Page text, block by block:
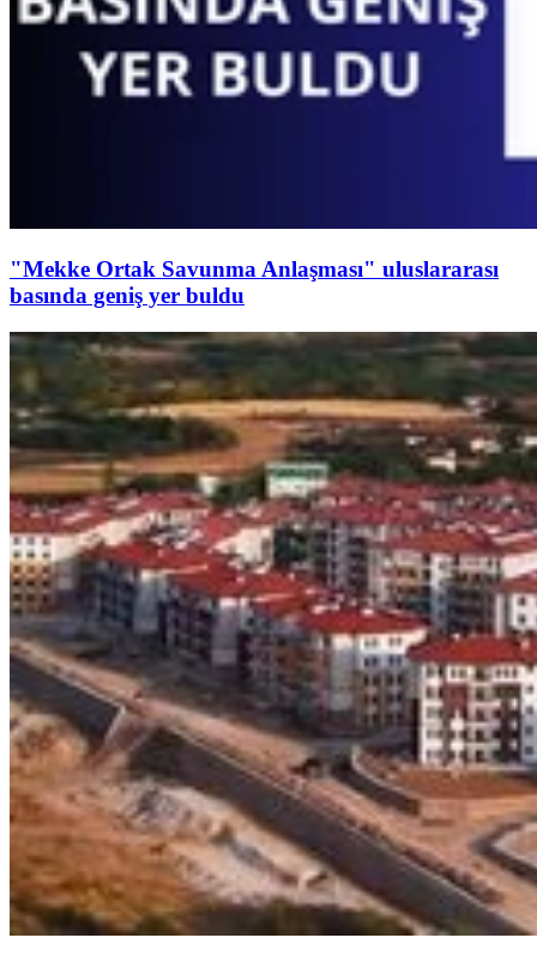
"Mekke Ortak Savunma Anlaşması" uluslararası
basında geniş yer buldu